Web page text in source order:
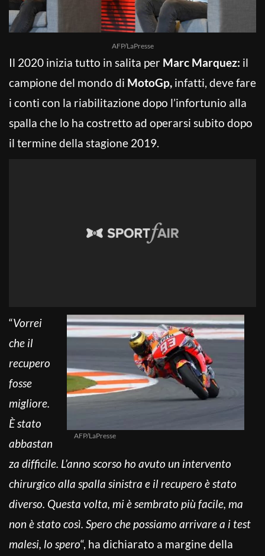
AFP/LaPresse
Il 2020 inizia tutto in salita per Marc Marquez: il
campione del mondo di MotoGp, infatti, deve fare
i conti con la riabilitazione dopo l’infortunio alla
spalla che lo ha costretto ad operarsi subito dopo
il termine della stagione 2019.
AFP/LaPresse
“Vorrei
che il
recupero
fosse
migliore.
È stato
abbastan
za difficile. L’anno scorso ho avuto un intervento
chirurgico alla spalla sinistra e il recupero è stato
diverso. Questa volta, mi è sembrato più facile, ma
non è stato così. Spero che possiamo arrivare a i test
malesi, lo spero“, ha dichiarato a margine della